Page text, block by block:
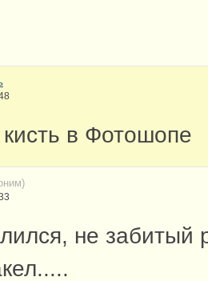
в Фотошопе
не забитый